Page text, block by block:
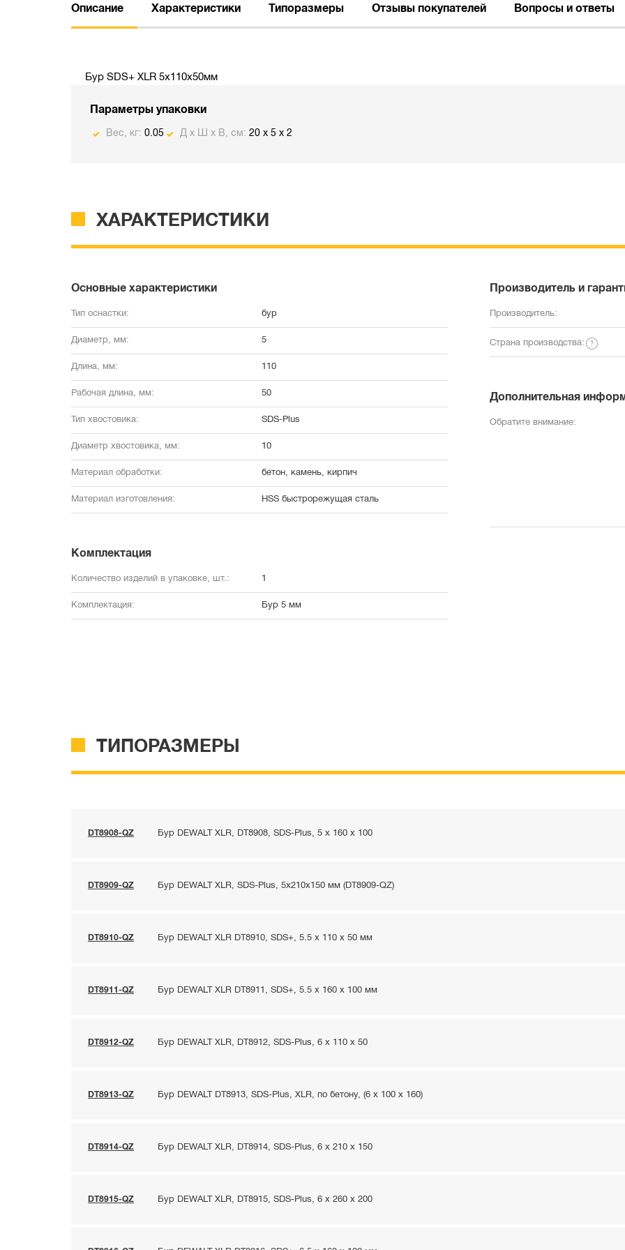
Описание Характеристики Типоразмеры Отзывы покупателей Вопросы и ответы
Бур SDS+ XLR 5х110х50мм
Параметры упаковки
Вес, кг: 0.05 Д х Ш х В, см: 20 x 5 x 2
ХАРАКТЕРИСТИКИ
Основные характеристики
Тип оснастки: бур
Диаметр, мм: 5
Длина, мм: 110
Рабочая длина, мм: 50
Тип хвостовика: SDS-Plus
Диаметр хвостовика, мм: 10
Материал обработки: бетон, камень, кирпич
Материал изготовления: HSS быстрорежущая сталь
Комплектация
Количество изделий в упаковке, шт.: 1
Комплектация: Бур 5 мм
Производитель и
Производитель:
Страна производства:
Дополнительная
Обратите внимание:
ТИПОРАЗМЕРЫ
DT8908-QZ Бур DEWALT XLR, DT8908, SDS-Plus, 5 x 160 x 100
DT8909-QZ Бур DEWALT XLR, SDS-Plus, 5x210x150 мм (DT8909-QZ)
DT8910-QZ Бур DEWALT XLR DT8910, SDS+, 5.5 x 110 x 50 мм
DT8911-QZ Бур DEWALT XLR DT8911, SDS+, 5.5 x 160 x 100 мм
DT8912-QZ Бур DEWALT XLR, DT8912, SDS-Plus, 6 x 110 x 50
DT8913-QZ Бур DEWALT DT8913, SDS-Plus, XLR, по бетону, (6 x 100 x 160)
DT8914-QZ Бур DEWALT XLR, DT8914, SDS-Plus, 6 x 210 x 150
DT8915-QZ Бур DEWALT XLR, DT8915, SDS-Plus, 6 x 260 x 200